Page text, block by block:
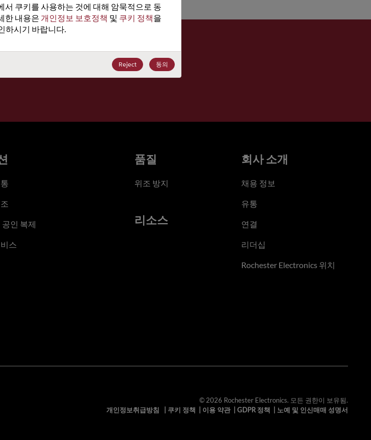
서 쿠키를 사용하는 것에 대해 암묵적으로 동
한 내용은 개인정보 보호정책 및 쿠키 정책을
하시기 바랍니다.
Reject 동의
공인 복제
스
품질
위조 방지
리소스
회사 소개
채용 정보
유통
연결
리더십
Rochester Electronics 위치
© 2026 Rochester Electronics. 모든 권한이 보유됨.
개인정보취급방침
쿠키 정책 이용 약관| GDPR 정책 노예 및 인신매매 성명서